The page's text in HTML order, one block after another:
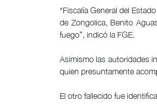
“Fiscalía General del
de Zongolica, Benito
fuego”, indicó la FGE.
Asimismo las autoridades
quien presuntamente
El otro fallecido fue